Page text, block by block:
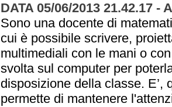
DATA 05/06/2013 21.42.17 -
Sono una docente di
cui è possibile scrivere,
multimediali con le mani o
svolta sul computer per
disposizione della classe. E’,
permette di mantenere